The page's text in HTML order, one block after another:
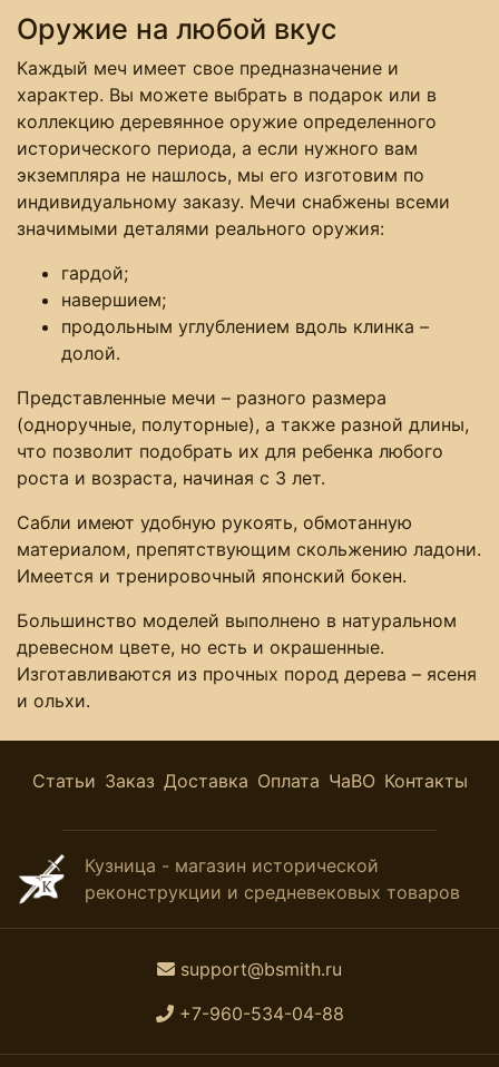
Оружие на любой вкус
Каждый меч имеет свое предназначение и
характер. Вы можете выбрать в подарок или в
коллекцию деревянное оружие определенного
исторического периода, а если нужного вам
экземпляра не нашлось, мы его изготовим по
индивидуальному заказу. Мечи снабжены всеми
значимыми деталями реального оружия:
гардой;
навершием;
продольным углублением вдоль клинка ­–
долой.
Представленные мечи – разного размера
(одноручные, полуторные), а также разной длины,
что позволит подобрать их для ребенка любого
роста и возраста, начиная с 3 лет.
Сабли имеют удобную рукоять, обмотанную
материалом, препятствующим скольжению ладони.
Имеется и тренировочный японский бокен.
Большинство моделей выполнено в натуральном
древесном цвете, но есть и окрашенные.
Изготавливаются из прочных пород дерева – ясеня
и ольхи.
Статьи Заказ Доставка Оплата ЧаВО Контакты
Кузница - магазин исторической
реконструкции и средневековых товаров
support@bsmith.ru
+7-960-534-04-88